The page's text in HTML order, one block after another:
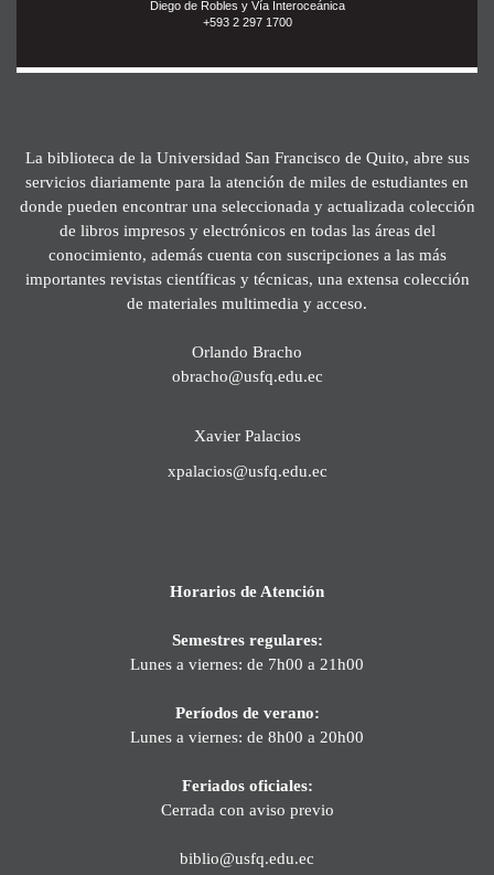
Diego de Robles y Vía Interoceánica
+593 2 297 1700
La biblioteca de la Universidad San Francisco de Quito, abre sus
servicios diariamente para la atención de miles de estudiantes en
donde pueden encontrar una seleccionada y actualizada colección
de libros impresos y electrónicos en todas las áreas del
conocimiento, además cuenta con suscripciones a las más
importantes revistas científicas y técnicas, una extensa colección
de materiales multimedia y acceso.
Orlando Bracho
obracho@usfq.edu.ec
Xavier Palacios
xpalacios@usfq.edu.ec
Horarios de Atención
Semestres regulares:
Lunes a viernes: de 7h00 a 21h00
Períodos de verano:
Lunes a viernes: de 8h00 a 20h00
Feriados oficiales:
Cerrada con aviso previo
biblio@usfq.edu.ec